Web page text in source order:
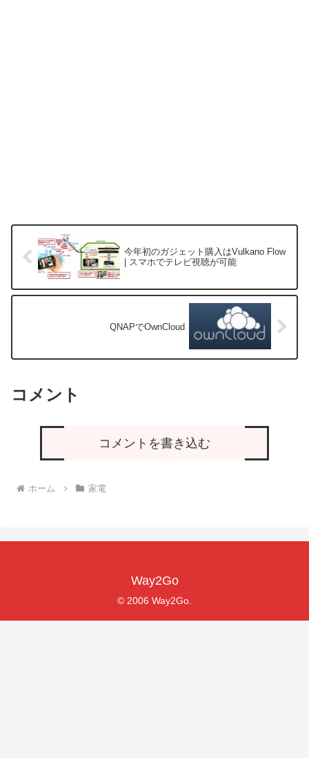
今年初のガジェット購入はVulkano Flow
| スマホでテレビ視聴が可能
QNAPでOwnCloud
コメント
コメントを書き込む
ホーム 家電
Way2Go
© 2006 Way2Go.